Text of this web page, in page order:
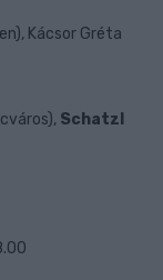
Kácsor Gréta
Schatzl